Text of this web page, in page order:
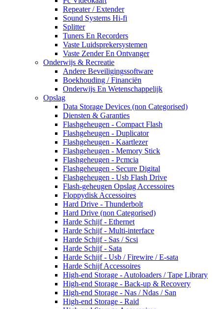
Repeater / Extender
Sound Systems Hi-fi
Splitter
Tuners En Recorders
Vaste Luidsprekersystemen
Vaste Zender En Ontvanger
Onderwijs & Recreatie
Andere Beveiligingssoftware
Boekhouding / Financiën
Onderwijs En Wetenschappelijk
Opslag
Data Storage Devices (non Categorised)
Diensten & Garanties
Flashgeheugen - Compact Flash
Flashgeheugen - Duplicator
Flashgeheugen - Kaartlezer
Flashgeheugen - Memory Stick
Flashgeheugen - Pcmcia
Flashgeheugen - Secure Digital
Flashgeheugen - Usb Flash Drive
Flash-geheugen Opslag Accessoires
Floppydisk Accessoires
Hard Drive - Thunderbolt
Hard Drive (non Categorised)
Harde Schijf - Ethernet
Harde Schijf - Multi-interface
Harde Schijf - Sas / Scsi
Harde Schijf - Sata
Harde Schijf - Usb / Firewire / E-sata
Harde Schijf Accessoires
High-end Storage - Autoloaders / Tape Library
High-end Storage - Back-up & Recovery
High-end Storage - Nas / Ndas / San
High-end Storage - Raid